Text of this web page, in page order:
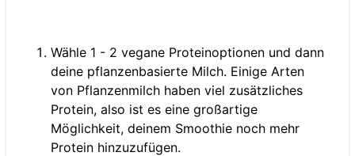
Wähle 1 - 2 vegane Proteinoptionen und dann
deine pflanzenbasierte Milch. Einige Arten
von Pflanzenmilch haben viel zusätzliches
Protein, also ist es eine großartige
Möglichkeit, deinem Smoothie noch mehr
Protein hinzuzufügen.